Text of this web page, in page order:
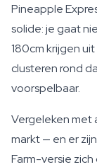
Pineapple
solide: je gaat
180cm krijgen
clusteren rond
voorspelbaar.
Vergeleken met
markt — en er
Farm-versie